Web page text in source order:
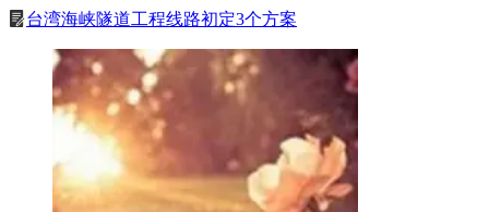
台湾海峡隧道工程线路初定3个方案